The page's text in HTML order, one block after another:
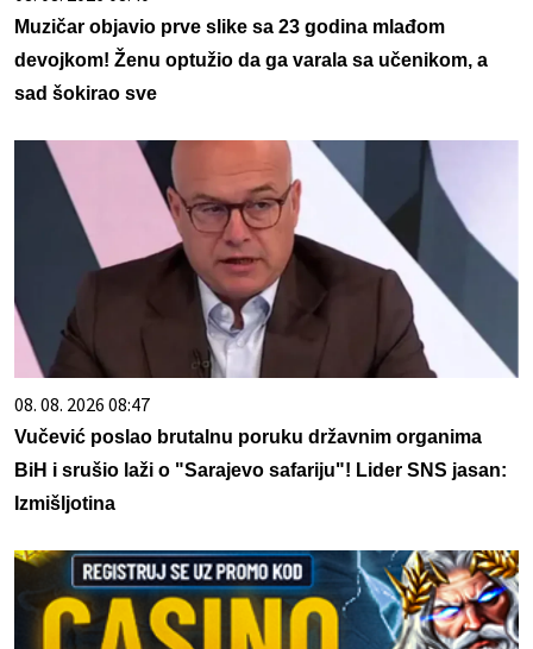
Muzičar objavio prve slike sa 23 godina mlađom
devojkom! Ženu optužio da ga varala sa učenikom, a
sad šokirao sve
08. 08. 2026 08:47
Vučević poslao brutalnu poruku državnim organima
BiH i srušio laži o "Sarajevo safariju"! Lider SNS jasan:
Izmišljotina